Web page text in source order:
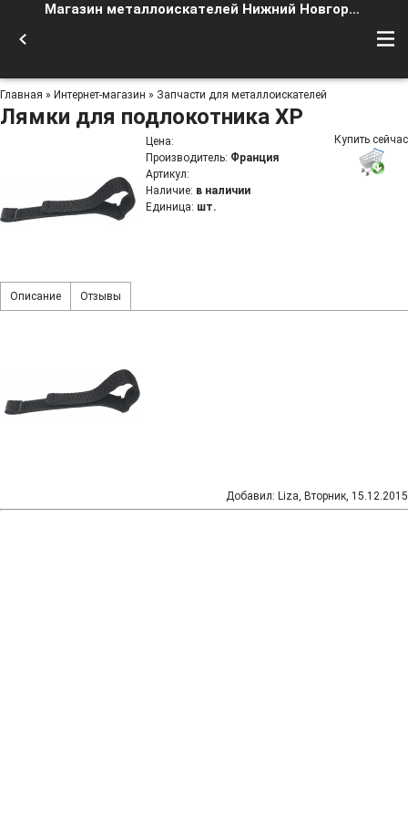
Магазин металлоискателей Нижний Новгород
Главная » Интернет-магазин » Запчасти для металлоискателей
Лямки для подлокотника XP
Цена:
Производитель: Франция
Артикул:
Наличие: в наличии
Единица: шт.
Купить сейчас
Описание Отзывы
Добавил: Liza, Вторник, 15.12.2015